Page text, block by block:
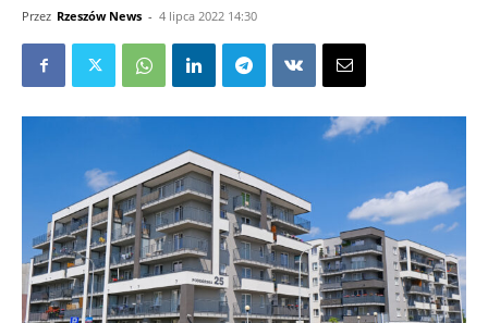
Przez Rzeszów News - 4 lipca 2022 14:30